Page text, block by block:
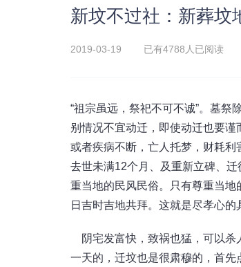
新坟不过社：新葬坟
2019-03-19 已有4788人已阅读
“祖宗虽远，祭祀不可不诚”。墓
别情况不宜动迁，即使动迁也要谨
或者疾病不断，亡人托梦，财耗利
去世未满12个月、及重新立碑、
重当地的民风民俗。只有尊重当
日吉时吉地共拜。这就是尽孝心的
阴宅发富快，致祸也猛，可以杀
一天的，迁坟也是很肃穆的，首